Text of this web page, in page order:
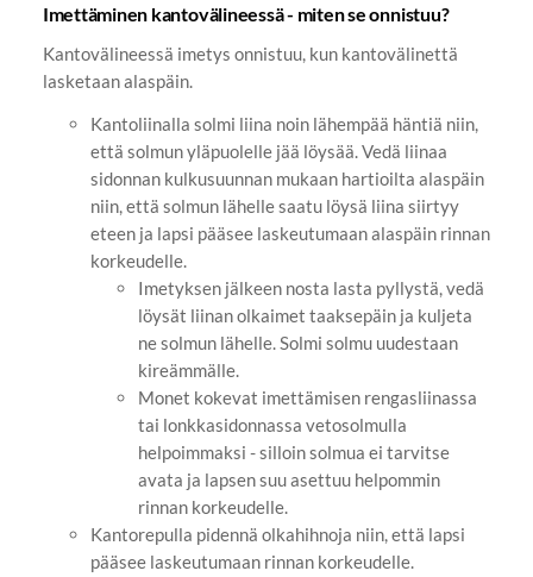
Imettäminen kantovälineessä - miten se onnistuu?
Kantovälineessä imetys onnistuu, kun kantovälinettä
lasketaan alaspäin.
Kantoliinalla solmi liina noin lähempää häntiä niin,
että solmun yläpuolelle jää löysää. Vedä liinaa
sidonnan kulkusuunnan mukaan hartioilta alaspäin
niin, että solmun lähelle saatu löysä liina siirtyy
eteen ja lapsi pääsee laskeutumaan alaspäin rinnan
korkeudelle.
Imetyksen jälkeen nosta lasta pyllystä, vedä
löysät liinan olkaimet taaksepäin ja kuljeta
ne solmun lähelle. Solmi solmu uudestaan
kireämmälle.
Monet kokevat imettämisen rengasliinassa
tai lonkkasidonnassa vetosolmulla
helpoimmaksi - silloin solmua ei tarvitse
avata ja lapsen suu asettuu helpommin
rinnan korkeudelle.
Kantorepulla pidennä olkahihnoja niin, että lapsi
pääsee laskeutumaan rinnan korkeudelle.